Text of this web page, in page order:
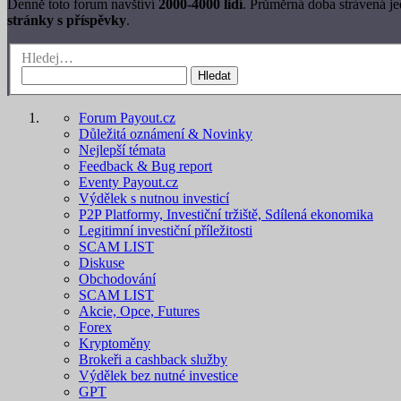
Denně toto forum navštíví 2000-4000 lidí. Průměrná doba strávená
stránky s příspěvky.
Hledej…
Hledat
Forum Payout.cz
Důležitá oznámení & Novinky
Nejlepší témata
Feedback & Bug report
Eventy Payout.cz
Výdělek s nutnou investicí
P2P Platformy, Investiční tržiště, Sdílená ekonomika
Legitimní investiční příležitosti
SCAM LIST
Diskuse
Obchodování
SCAM LIST
Akcie, Opce, Futures
Forex
Kryptoměny
Brokeři a cashback služby
Výdělek bez nutné investice
GPT